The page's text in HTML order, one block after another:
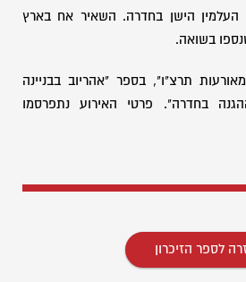
העלמין הישן בחדרה. השאיר אח בארץ
בשואה.
תרצ"ו", בספר "אהריוב בבניינה
בחדרה". פרטי האירוע נתפרסמו
לספר הזיכרון